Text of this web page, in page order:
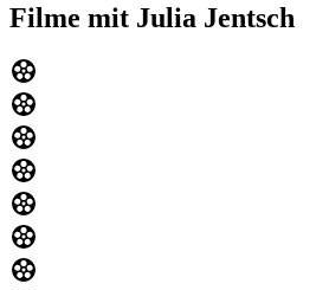
Filme mit Julia Jentsch